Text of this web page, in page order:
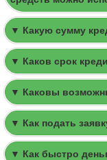
▼ Какую сумму
▼ Каков срок
▼ Каковы
▼ Как подать
▼ Как быстро